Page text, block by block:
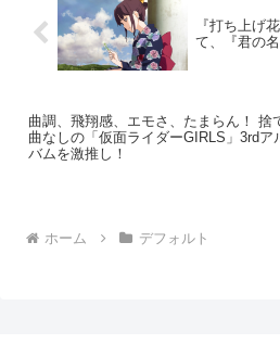
『打ち上げ
て、『君の
曲調、飛翔感、エモさ、たまらん！ 捨
曲なしの「仮面ライダーGIRLS」3rdア
バムを激推し！
ホーム デフォルト